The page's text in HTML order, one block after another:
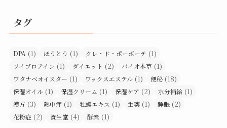
タグ
DPA (1) ほうとう (1) クレ・ド・ポーボーテ (1)
ソイプロテイン (1) ダイエット (2) バイオ本草 (1)
ワタナベオイスター (1) ワックスエステル (1) 便秘 (18)
保湿オイル (1) 保湿クリーム (1) 保湿ケア (2) 水分補給 (1)
漢方 (3) 熱中症 (1) 牡蠣エキス (1) 生薬 (1) 睡眠 (2)
花粉症 (2) 資生堂 (4) 酵素 (1)